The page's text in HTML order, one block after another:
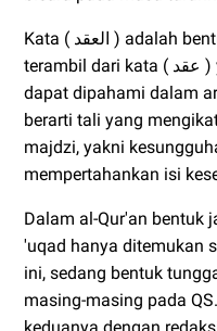
Kata ( العقد ) adalah bentuk jamak dari ( عقدة ) yang
terambil dari kata ( عقد ) yang berarti mengikat. Kata ini
dapat dipahami dalam
berarti tali yang
majdzi, yakni
mempertahankan isi
Dalam al-Qur'an bentuk
'uqad hanya ditemukan
ini, sedang bentuk
masing-masing pada